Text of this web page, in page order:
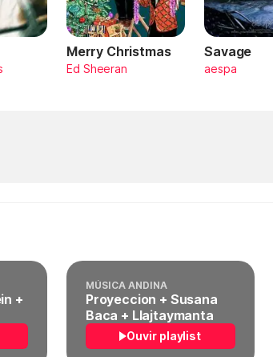
Merry Christmas
Ed Sheeran
Savage
aespa
+
MÚSICA ANDINA
Proyeccion + Susana
Baca + Llajtaymanta
Ouvir playlist